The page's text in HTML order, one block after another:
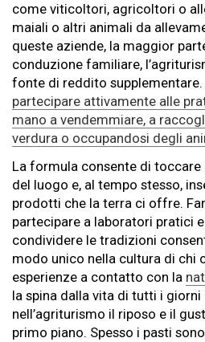
come viticoltori, agricoltori o
maiali o altri animali da
queste aziende, la maggior
conduzione familiare,
fonte di reddito supplementare.
partecipare attivamente alle
mano a vendemmiare, a
verdura o occupandosi degli
La formula consente di toccare
del luogo e, al tempo stesso,
prodotti che la terra ci offre.
partecipare a laboratori pratici
condividere le tradizioni
modo unico nella cultura di chi
esperienze a contatto con la
la spina dalla vita di tutti i giorni
nell’agriturismo il riposo e il
primo piano. Spesso i pasti